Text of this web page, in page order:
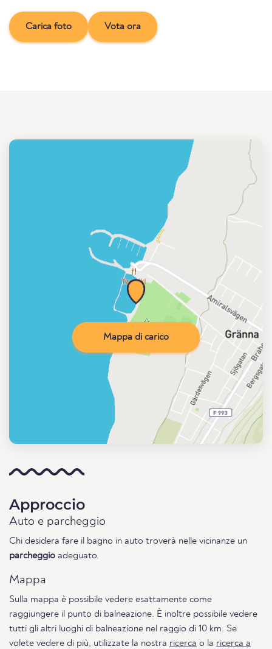
Carica foto Vota ora
Mappa di carico
Approccio
Auto e parcheggio
Chi desidera fare il bagno in auto troverà nelle vicinanze un
parcheggio adeguato.
Mappa
Sulla mappa è possibile vedere esattamente come
raggiungere il punto di balneazione. È inoltre possibile vedere
tutti gli altri luoghi di balneazione nel raggio di 10 km. Se
volete vedere di più, utilizzate la nostra ricerca o la ricerca a